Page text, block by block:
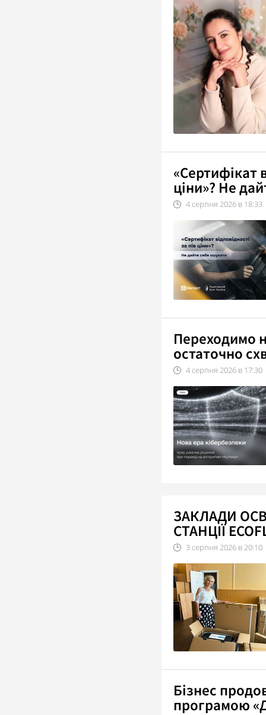
«Сертифікат
ціни»? Не
4серпня 2026 в 18:33
Переходимо
остаточно
4серпня 2026 в 17:30
ЗАКЛАДИ
СТАНЦІЇ
3серпня 2026 в 20:10
Бізнес
програмою